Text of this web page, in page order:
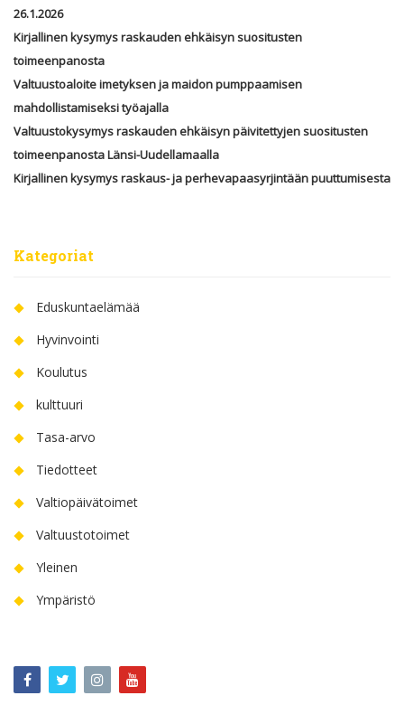
26.1.2026
Kirjallinen kysymys raskauden ehkäisyn suositusten
toimeenpanosta
Valtuustoaloite imetyksen ja maidon pumppaamisen
mahdollistamiseksi työajalla
Valtuustokysymys raskauden ehkäisyn päivitettyjen suositusten
toimeenpanosta Länsi-Uudellamaalla
Kirjallinen kysymys raskaus- ja perhevapaasyrjintään puuttumisesta
Kategoriat
Eduskuntaelämää
Hyvinvointi
Koulutus
kulttuuri
Tasa-arvo
Tiedotteet
Valtiopäivätoimet
Valtuustotoimet
Yleinen
Ympäristö